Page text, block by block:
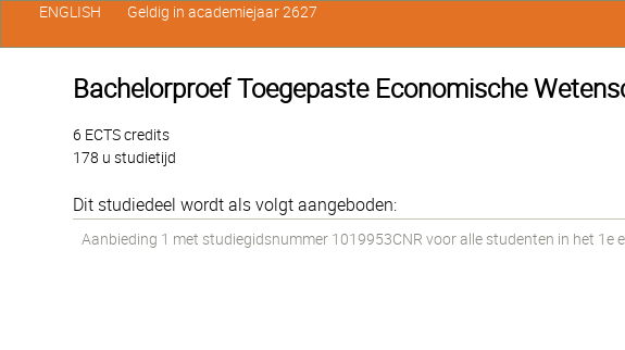
Bachelorproef Toegepaste Economische
6 ECTS credits
178 u studietijd
Dit studiedeel wordt als volgt aangeboden:
Aanbieding 1 met studiegidsnummer 1019953CNR voor alle studenten in het 1e
ENGLISH Geldig in academiejaar 2627